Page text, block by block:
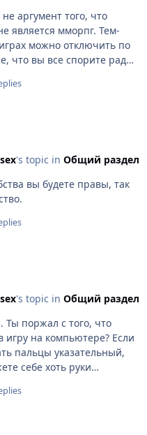
аргумент того, что
мморпг. Тем-
можно отключить по
's topic in Общий раздел
вы будете правы, так
's topic in Общий раздел
игру на компьютере? Если
пальцы указательный,
как было удобнее